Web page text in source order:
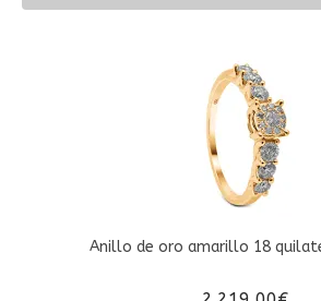
tiene
múltiples
variantes.
Las
opciones
se
pueden
en
Anillo de oro amarillo 18